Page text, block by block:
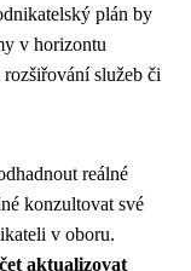
plán by
v horizontu
služeb či
reálné
konzultovat své
v oboru.
aktualizovat